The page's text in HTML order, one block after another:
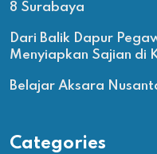
8 Surabaya
Dari Balik Dapur
Menyiapkan Sajian di
Belajar Aksara
Categories